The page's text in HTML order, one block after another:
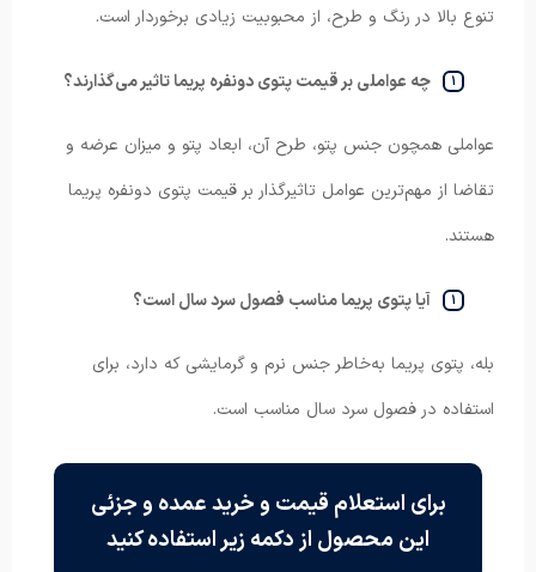
تنوع بالا در رنگ و طرح، از محبوبیت زیادی برخوردار است.
چه عواملی بر قیمت پتوی دونفره پریما تاثیر می‌گذارند؟
عواملی همچون جنس پتو، طرح آن، ابعاد پتو و میزان عرضه و
تقاضا از مهم‌ترین عوامل تاثیرگذار بر قیمت پتوی دونفره پریما
هستند.
آیا پتوی پریما مناسب فصول سرد سال است؟
بله، پتوی پریما به‌خاطر جنس نرم و گرمایشی که دارد، برای
استفاده در فصول سرد سال مناسب است.
برای استعلام قیمت و خرید عمده و جزئی
این محصول از دکمه زیر استفاده کنید